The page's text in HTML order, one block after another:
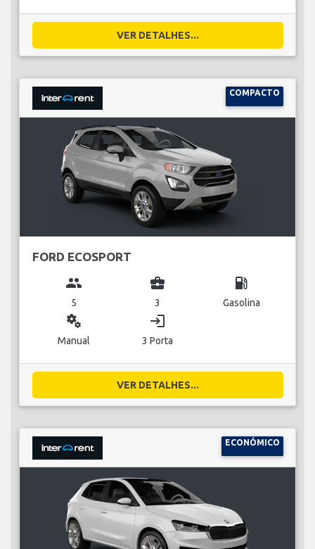
VER DETALHES...
COMPACTO
FORD ECOSPORT
group
5
business_center
3
local_gas_station
Gasolina
miscellaneous_services
Manual
login
3 Porta
VER DETALHES...
ECONÓMICO